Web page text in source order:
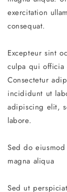
exercitation
consequat.
Excepteur sint
culpa qui officia
Consectetur
incididunt ut
adipiscing elit,
labore.
Sed do
magna aliqua
Sed ut